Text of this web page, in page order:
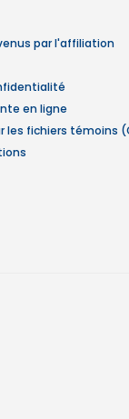
par l'affiliation
en ligne
les fichiers témoins